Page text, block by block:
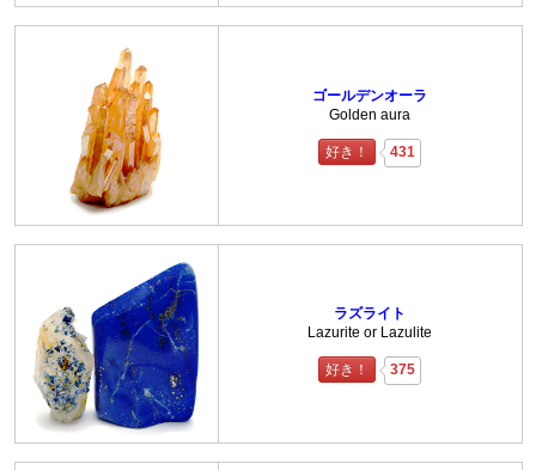
ゴールデンオーラ
Golden aura
好き！ 431
ラズライト
Lazurite or Lazulite
好き！ 375